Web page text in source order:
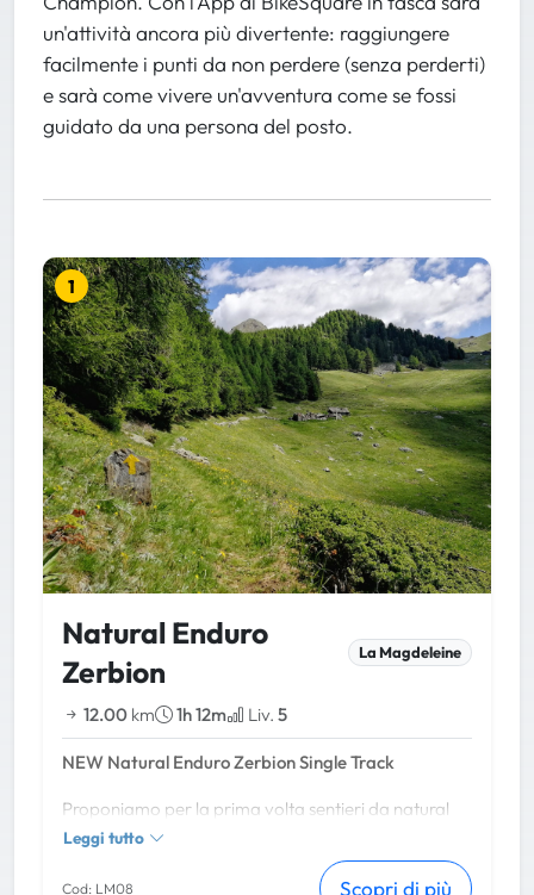
un'attività ancora più divertente: raggiungere
facilmente i punti da non perdere (senza perderti)
e sarà come vivere un'avventura come se fossi
guidato da una persona del posto.
1
Natural Enduro
Zerbion
La Magdeleine
12.00 km 1h 12m Liv. 5
NEW Natural Enduro Zerbion Single Track
Proponiamo per la prima volta sentieri da natural
enduro sul territorio di La Magdeleine per biker
Leggi tutto
Cod: LM08 Scopri di più